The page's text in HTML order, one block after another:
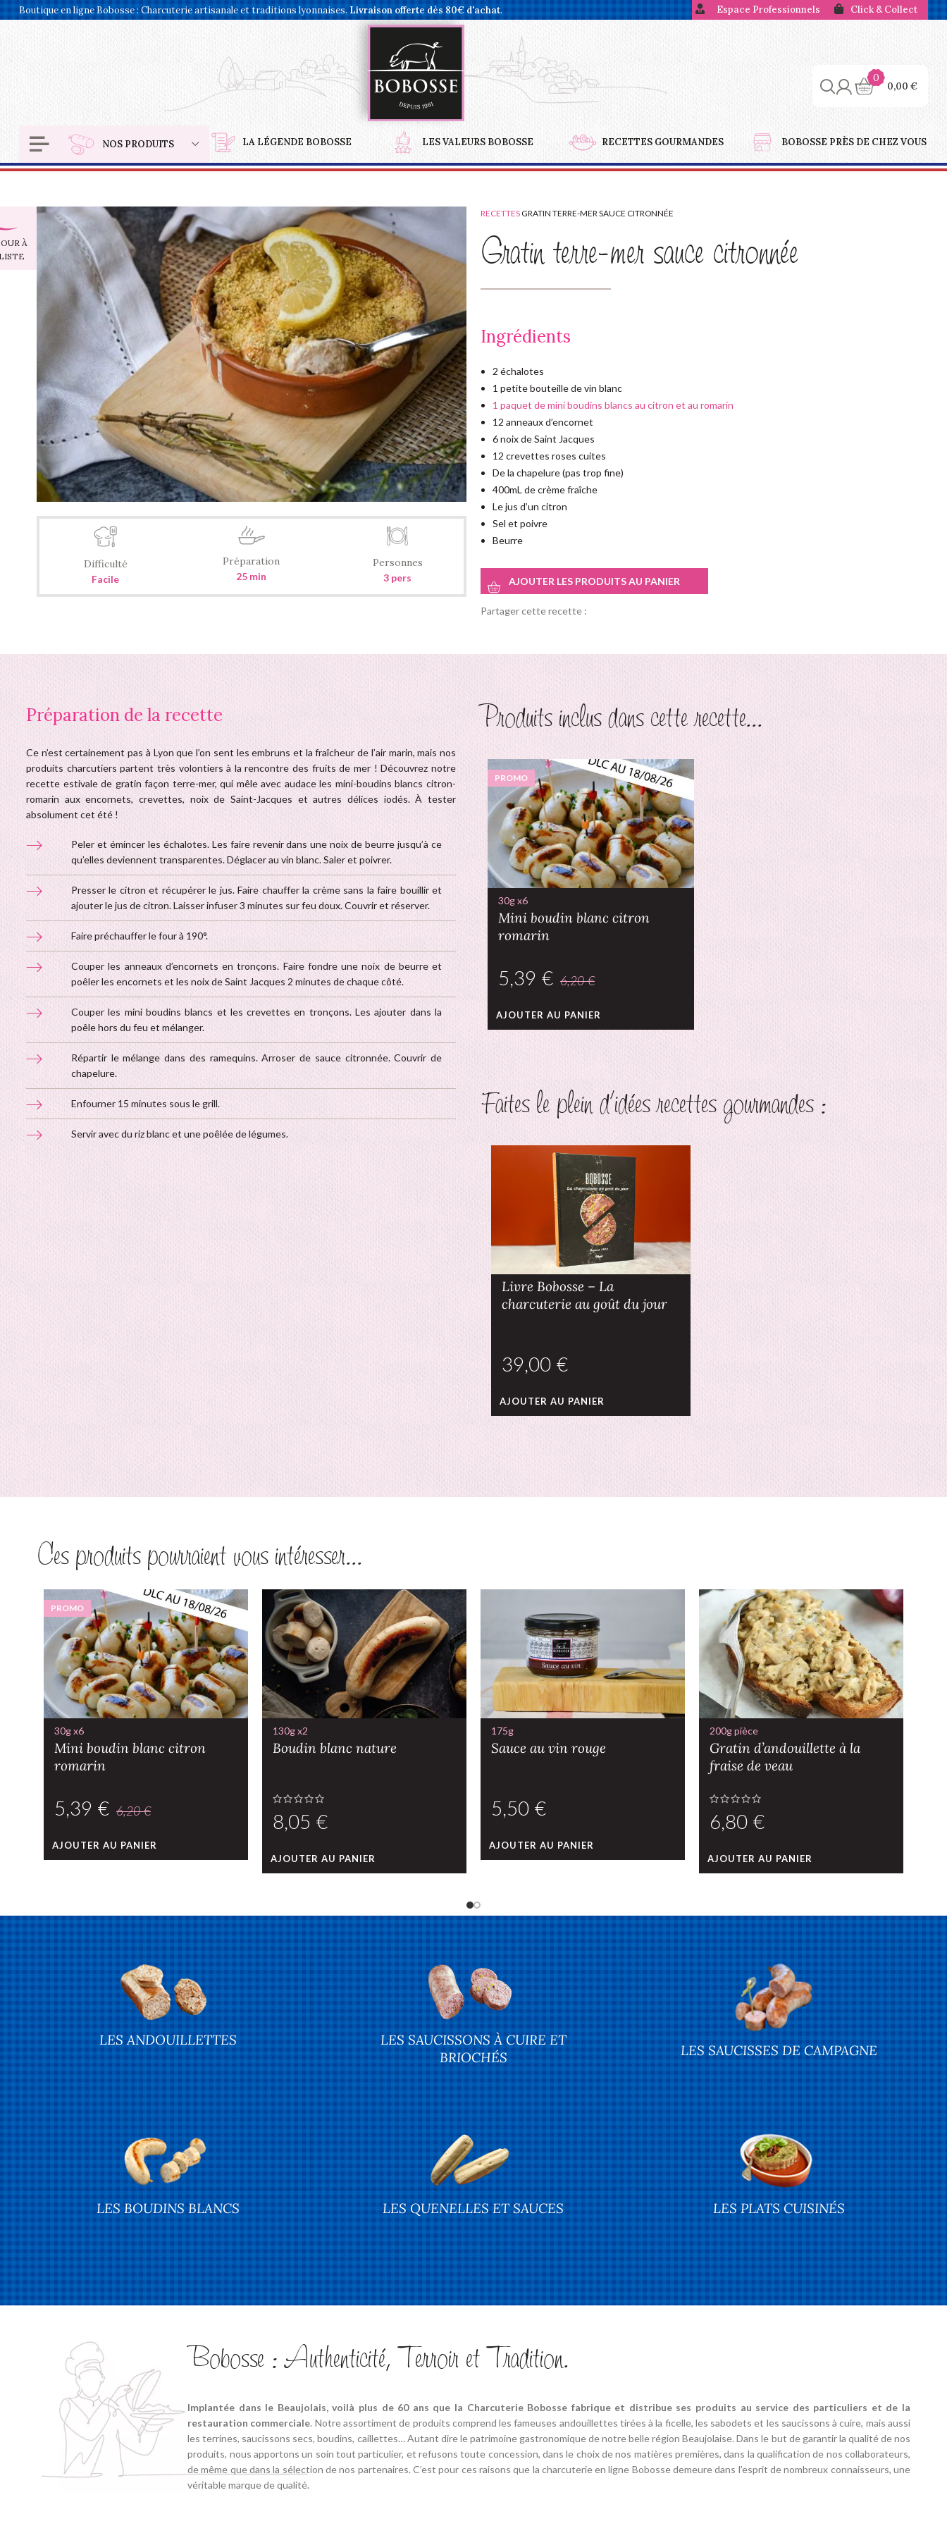
Boutique en ligne Bobosse : Charcuterie artisanale et traditions lyonnaises. Livraison offerte dès 80€ d'achat. Espace Professionnels Click & Collect
0
0,00 €
NOS PRODUITS LA LÉGENDE BOBOSSE LES VALEURS BOBOSSE RECETTES GOURMANDES BOBOSSE PRÈS DE CHEZ VOUS
À
Difficulté
Facile
Préparation
25 min
Personnes
3 pers
RECETTES GRATIN TERRE-MER SAUCE CITRONNÉE
Gratin terre-mer sauce citronnée
Ingrédients
2 échalotes
1 petite bouteille de vin blanc
1 paquet de mini boudins blancs au citron et au romarin
12 anneaux d’encornet
6 noix de Saint Jacques
12 crevettes roses cuites
De la chapelure (pas trop fine)
400mL de crème fraîche
Le jus d’un citron
Sel et poivre
Beurre
AJOUTER LES PRODUITS AU PANIER
Partager cette recette :
Préparation de la recette
Ce n’est certainement pas à Lyon que l’on sent les embruns et la fraîcheur de l’air marin, mais nos
produits charcutiers partent très volontiers à la rencontre des fruits de mer ! Découvrez notre
recette estivale de gratin façon terre-mer, qui mêle avec audace les mini-boudins blancs citron-
romarin aux encornets, crevettes, noix de Saint-Jacques et autres délices iodés. À tester
absolument cet été !
Peler et émincer les échalotes. Les faire revenir dans une noix de beurre jusqu’à ce
qu’elles deviennent transparentes. Déglacer au vin blanc. Saler et poivrer.
Presser le citron et récupérer le jus. Faire chauffer la crème sans la faire bouillir et
ajouter le jus de citron. Laisser infuser 3 minutes sur feu doux. Couvrir et réserver.
Faire préchauffer le four à 190°.
Couper les anneaux d’encornets en tronçons. Faire fondre une noix de beurre et
poêler les encornets et les noix de Saint Jacques 2 minutes de chaque côté.
Couper les mini boudins blancs et les crevettes en tronçons. Les ajouter dans la
poêle hors du feu et mélanger.
Répartir le mélange dans des ramequins. Arroser de sauce citronnée. Couvrir de
chapelure.
Enfourner 15 minutes sous le grill.
Servir avec du riz blanc et une poêlée de légumes.
Produits inclus dans cette recette...
PROMO
30g x6
Mini boudin blanc citron
romarin
5,39 € 6,20€
AJOUTER AU PANIER
Faites le plein d'idées recettes gourmandes :
Livre Bobosse – La
charcuterie au goût du jour
€
AJOUTER AU PANIER
Ces produits pourraient vous intéresser...
PROMO
30g x6
Mini boudin blanc citron
romarin
5,39 € 6,20€
AJOUTER AU PANIER
130g x2
Boudin blanc nature
€
AJOUTER AU PANIER
175g
Sauce au vin rouge
€
AJOUTER AU PANIER
200g pièce
Gratin d’andouillette à la
fraise de veau
€
AJOUTER AU PANIER
LES ANDOUILLETTES
LES SAUCISSONS À CUIRE ET
BRIOCHÉS
LES SAUCISSES DE CAMPAGNE
LES BOUDINS BLANCS LES QUENELLES ET SAUCES LES PLATS CUISINÉS
Bobosse : Authenticité, Terroir et Tradition.
Implantée dans le Beaujolais, voilà plus de 60 ans que la Charcuterie Bobosse fabrique et distribue ses produits au service des particuliers et de la
restauration commerciale. Notre assortiment de produits comprend les fameuses andouillettes tirées à la ficelle, les sabodets et les saucissons à cuire, mais aussi
les terrines, saucissons secs, boudins, caillettes… Autant dire le patrimoine gastronomique de notre belle région Beaujolaise. Dans le but de garantir la qualité de nos
produits, nous apportons un soin tout particulier, et refusons toute concession, dans le choix de nos matières premières, dans la qualification de nos collaborateurs,
de même que dans la sélection de nos partenaires. C’est pour ces raisons que la charcuterie en ligne Bobosse demeure dans l’esprit de nombreux connaisseurs, une
véritable marque de qualité.
Panneau de gestion des cookies